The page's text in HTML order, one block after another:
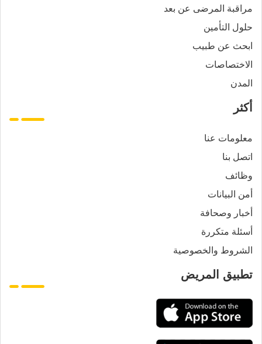
مراقبة المرضى عن بعد
حلول التأمين
ابحث عن طبيب
الاختصاصات
المدن
أكثر
معلومات عنا
اتصل بنا
وظائف
أمن البيانات
أخبار وصحافة
أسئلة متكررة
الشروط والخصوصية
تطبيق المريض